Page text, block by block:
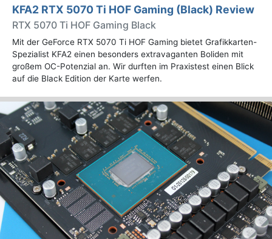
KFA2 RTX 5070 Ti HOF Gaming (Black) Review
RTX 5070 Ti HOF Gaming Black
Mit der GeForce RTX 5070 Ti HOF Gaming bietet Grafikkarten-
Spezialist KFA2 einen besonders extravaganten Boliden mit
großem OC-Potenzial an. Wir durften im Praxistest einen Blick
auf die Black Edition der Karte werfen.